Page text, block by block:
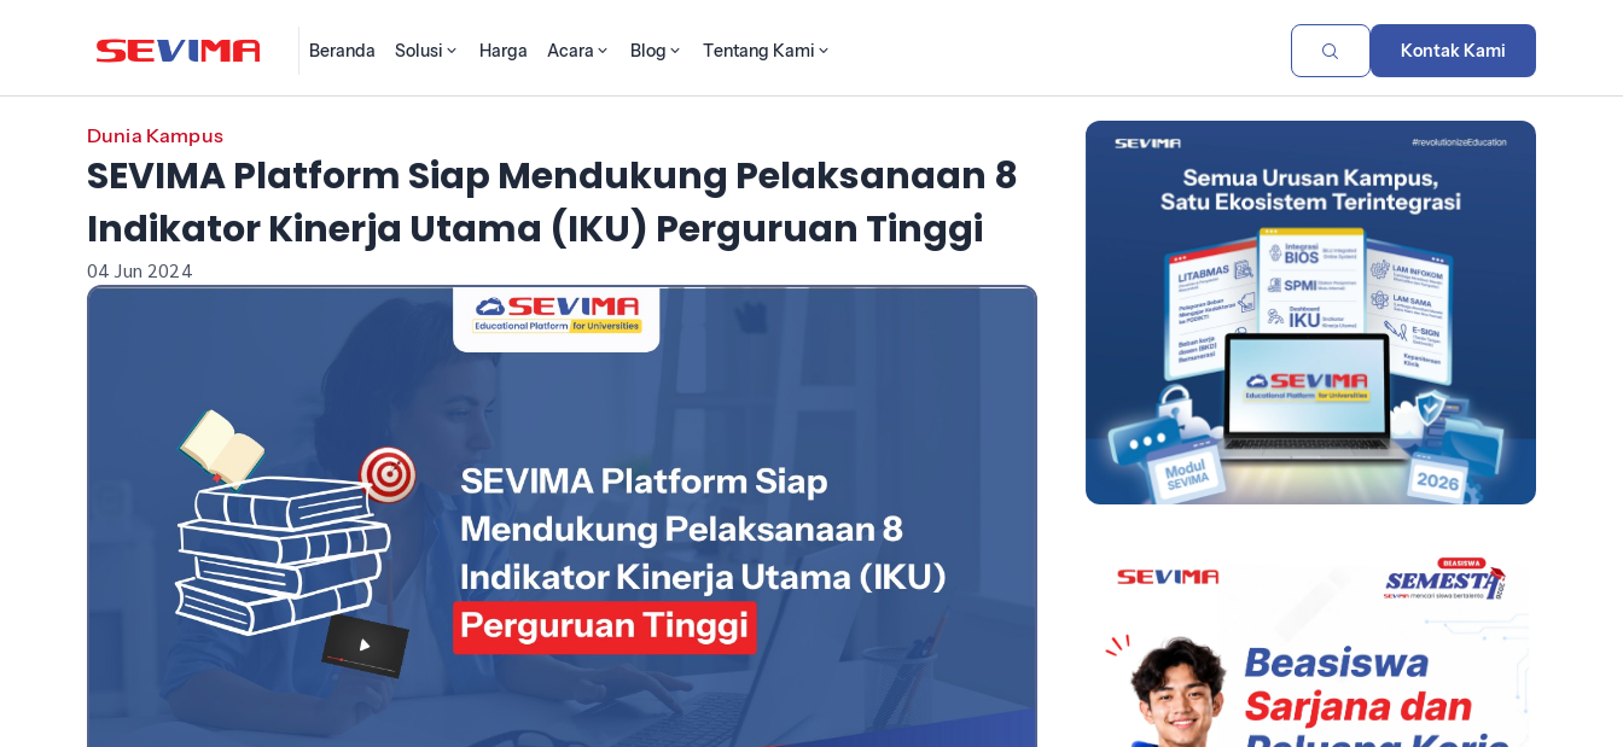
Beranda Solusi Harga Acara Blog Tentang Kami Kontak Kami
Dunia Kampus
SEVIMA Platform Siap Mendukung Pelaksanaan 8
Indikator Kinerja Utama (IKU) Perguruan Tinggi
04 Jun 2024